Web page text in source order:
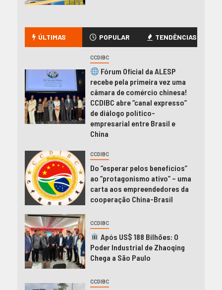
ÚLTIMAS POPULAR TENDÊNCIAS
CCDIBC
Fórum Oficial da ALESP
recebe pela primeira vez uma
câmara de comércio chinesa!
CCDIBC abre “canal expresso”
de diálogo político-
empresarial entre Brasil e
China
CCDIBC
Do “esperar pelos benefícios”
ao “protagonismo ativo” – uma
carta aos empreendedores da
cooperação China-Brasil
CCDIBC
Após US$ 188 Bilhões: O
Poder Industrial de Zhaoqing
Chega a São Paulo
CCDIBC